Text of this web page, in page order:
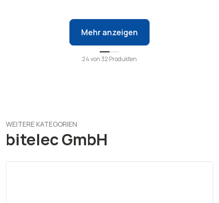
Mehr anzeigen
24von32 Produkten
WEITERE KATEGORIEN
bitelec GmbH